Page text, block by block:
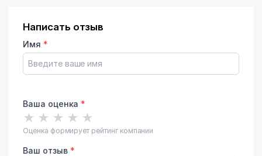
Написать отзыв
Имя *
Ваша оценка *
★ ★ ★ ★ ★
Оценка формирует рейтинг компании
Ваш отзыв *